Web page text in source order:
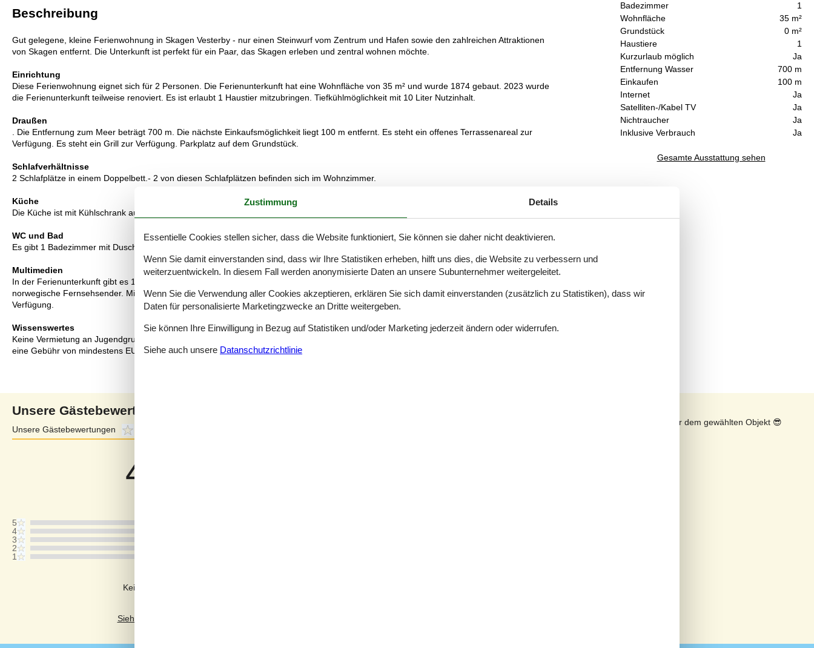
Badezimmer
1
Wohnfläche
35 m²
Grundstück
0 m²
Haustiere
1
Kurzurlaub möglich
Ja
Entfernung Wasser
700 m
Einkaufen
100 m
Internet
Ja
Satelliten-/Kabel TV
Ja
Nichtraucher
Ja
Inklusive Verbrauch
Ja
Gesamte Ausstattung sehen
Beschreibung
Gut gelegene, kleine Ferienwohnung in Skagen Vesterby - nur einen Steinwurf vom Zentrum und Hafen sowie den zahlreichen Attraktionen
von Skagen entfernt. Die Unterkunft ist perfekt für ein Paar, das Skagen erleben und zentral wohnen möchte.
Einrichtung
Diese Ferienwohnung eignet sich für 2 Personen. Die Ferienunterkunft hat eine Wohnfläche von 35 m² und wurde 1874 gebaut. 2023 wurde
die Ferienunterkunft teilweise renoviert. Es ist erlaubt 1 Haustier mitzubringen. Tiefkühlmöglichkeit mit 10 Liter Nutzinhalt.
Draußen
. Die Entfernung zum Meer beträgt 700 m. Die nächste Einkaufsmöglichkeit liegt 100 m entfernt. Es steht ein offenes Terrassenareal zur
Verfügung. Es steht ein Grill zur Verfügung. Parkplatz auf dem Grundstück.
Schlafverhältnisse
2 Schlafplätze in einem Doppelbett.- 2 von diesen Schlafplätzen befinden sich im Wohnzimmer.
Küche
Die Küche ist mit Kühlschrank ausgestattet. Außerdem gibt es 4 Keramik-Kochfelder, Minibackofen. Ferner steht ein Airfryer zur Verfügung..
WC und Bad
Es gibt 1 Badezimmer mit Duschnische und 1 Toilette.. Fußbodenheizung in 1 Badezimmer.
Multimedien
In der Ferienunterkunft gibt es 1 Fernseher mit Smart-TV. Radio. Mindestens 4 dänische Fernsehsender. 1-3 schwedische Fernsehsender. 1-3
norwegische Fernsehsender. Mindestens 4 deutsche Fernsehsender. 1-3 englische Fernsehsender. Es steht kabellose Internetverbindung zur
Verfügung.
Wissenswertes
Keine Vermietung an Jugendgruppen, in denen alle 15-25 Jahre sind. Rauchen ist nicht zugelassen. Bei Nichtbeachtung dieses Verbots wird
eine Gebühr von mindestens EUR 420,- erhoben.
Unsere Gästebewertungen
Unsere Gästebewertungen
4,3
5
4
3
2
1
Keine Bewertungen haben Kommentare.
Siehe stattdessen 14 externe Bewertungen.
Sonnenstand über dem gewählten Objekt 😎
Zustimmung Details
Essentielle Cookies stellen sicher, dass die Website funktioniert, Sie können sie daher nicht deaktivieren.
Wenn Sie damit einverstanden sind, dass wir Ihre Statistiken erheben, hilft uns dies, die Website zu verbessern und
weiterzuentwickeln. In diesem Fall werden anonymisierte Daten an unsere Subunternehmer weitergeleitet.
Wenn Sie die Verwendung aller Cookies akzeptieren, erklären Sie sich damit einverstanden (zusätzlich zu Statistiken), dass wir
Daten für personalisierte Marketingzwecke an Dritte weitergeben.
Sie können Ihre Einwilligung in Bezug auf Statistiken und/oder Marketing jederzeit ändern oder widerrufen.
Siehe auch unsere Datanschutzrichtlinie